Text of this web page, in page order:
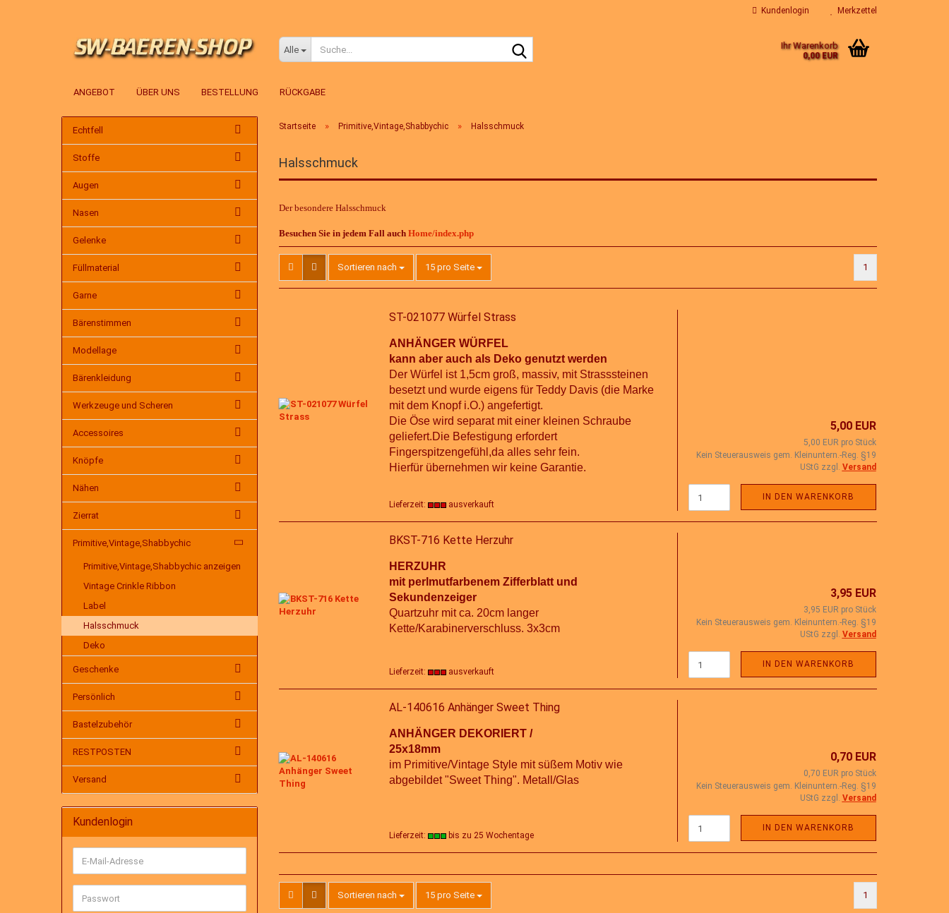
Kundenlogin Merkzettel
Alle Ihr Warenkorb
0,00 EUR
ANGEBOT ÜBER UNS BESTELLUNG RÜCKGABE
Startseite » Primitive,Vintage,Shabbychic » Halsschmuck
Halsschmuck
Der besondere Halsschmuck
Besuchen Sie in jedem Fall auch Home/index.php
Sortieren nach
Sortieren nach 15 pro Seite
pro Seite 1
ST-021077 Würfel Strass
ANHÄNGER WÜRFEL
kann aber auch als Deko genutzt werden
Der Würfel ist 1,5cm groß, massiv, mit Strasssteinen
besetzt und wurde eigens für Teddy Davis (die Marke
mit dem Knopf i.O.) angefertigt.
Die Öse wird separat mit einer kleinen Schraube
geliefert.Die Befestigung erfordert
Fingerspitzengefühl,da alles sehr fein.
Hierfür übernehmen wir keine Garantie.
Lieferzeit: ausverkauft
5,00 EUR
5,00 EUR pro Stück
Kein Steuerausweis gem. Kleinuntern.-Reg. §19
UStG zzgl. Versand
IN DEN WARENKORB
BKST-716 Kette Herzuhr
HERZUHR
mit perlmutfarbenem Zifferblatt und
Sekundenzeiger
Quartzuhr mit ca. 20cm langer
Kette/Karabinerverschluss. 3x3cm
Lieferzeit: ausverkauft
3,95 EUR
3,95 EUR pro Stück
Kein Steuerausweis gem. Kleinuntern.-Reg. §19
UStG zzgl. Versand
IN DEN WARENKORB
AL-140616 Anhänger Sweet Thing
ANHÄNGER DEKORIERT /
25x18mm
im Primitive/Vintage Style mit süßem Motiv wie
abgebildet "Sweet Thing". Metall/Glas
Lieferzeit: bis zu 25 Wochentage
0,70 EUR
0,70 EUR pro Stück
Kein Steuerausweis gem. Kleinuntern.-Reg. §19
UStG zzgl. Versand
IN DEN WARENKORB
Sortieren nach
Sortieren nach 15 pro Seite
pro Seite 1
Echtfell
Stoffe
Augen
Nasen
Gelenke
Füllmaterial
Garne
Bärenstimmen
Modellage
Bärenkleidung
Werkzeuge und Scheren
Accessoires
Knöpfe
Nähen
Zierrat
Primitive,Vintage,Shabbychic
Primitive,Vintage,Shabbychic anzeigen
Vintage Crinkle Ribbon
Label
Halsschmuck
Deko
Geschenke
Persönlich
Bastelzubehör
RESTPOSTEN
Versand
Kundenlogin
E-
Mail-
Adresse
Passwort